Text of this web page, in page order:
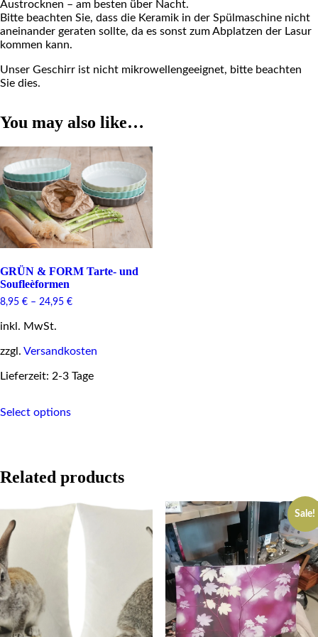
Austrocknen – am besten über Nacht.
Bitte beachten Sie, dass die Keramik in der Spülmaschine nicht
aneinander geraten sollte, da es sonst zum Abplatzen der Lasur
kommen kann.
Unser Geschirr ist nicht mikrowellengeeignet, bitte beachten
Sie dies.
You may also like…
GRÜN & FORM Tarte- und
Soufleèformen
8,95 € – 24,95 €
inkl. MwSt.
zzgl. Versandkosten
Lieferzeit: 2-3 Tage
Select optionsproduct
options
be
chosen
Related products
Sale!